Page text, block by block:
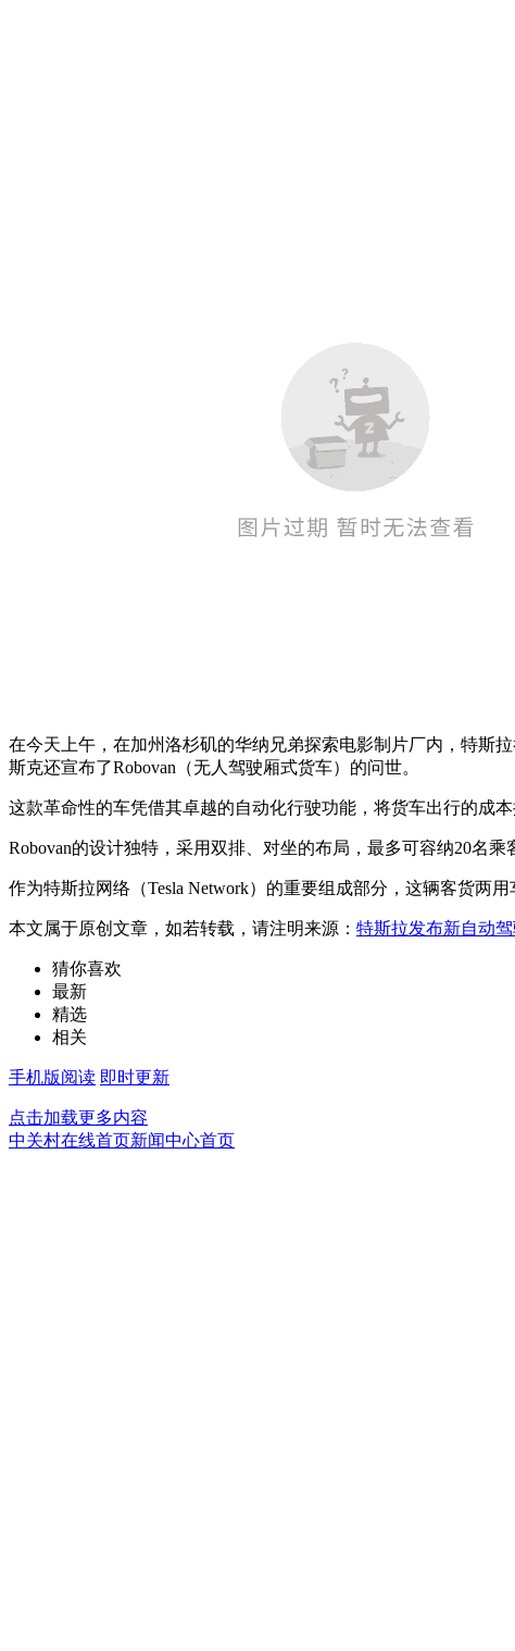
在今天上午，在加州洛杉矶的华纳兄弟探索电影制片厂内，特斯
斯克还宣布了Robovan（无人驾驶厢式货车）的问世。
这款革命性的车凭借其卓越的自动化行驶功能，将货车出行的成
Robovan的设计独特，采用双排、对坐的布局，最多可容纳20名
作为特斯拉网络（Tesla Network）的重要组成部分，这辆客货两
本文属于原创文章，如若转载，请注明来源： 特斯拉发布新自动
猜你喜欢
最新
精选
相关
手机版阅读 即时更新
点击加载更多内容
中关村在线首页新闻中心首页